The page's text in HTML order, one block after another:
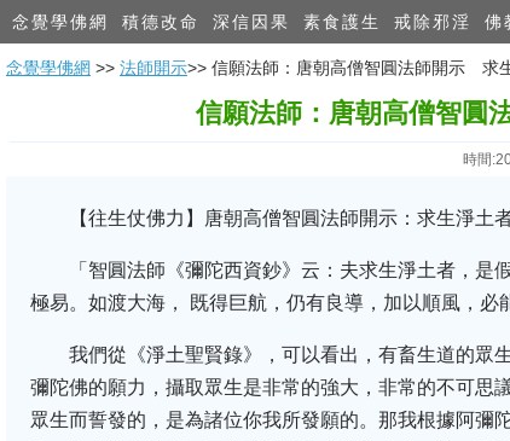
念覺學佛網 積德改命 深信因果 素食護生 戒除邪淫 佛
念覺學佛網 >> 法師開示>> 信願法師：唐朝高僧智圓法師開示 求
信願法師：唐朝高僧智圓
時間
【往生仗佛力】唐朝高僧智圓法師開示：求生淨土
「智圓法師《彌陀西資鈔》云：夫求生淨土者，
極易。如渡大海， 既得巨航，仍有良導，加以順風，必
我們從《淨土聖賢錄》，可以看出，有畜生道的眾
彌陀佛的願力，攝取眾生是非常的強大，非常的不可思
眾生而誓發的，是為諸位你我所發願的。那我根據阿彌